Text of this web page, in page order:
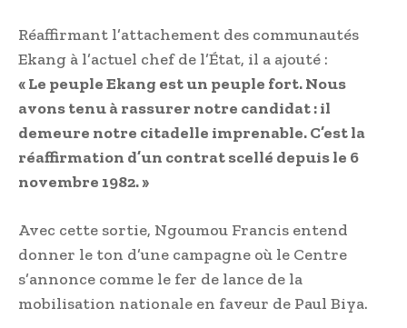
Réaffirmant l’attachement des communautés
Ekang à l’actuel chef de l’État, il a ajouté :
« Le peuple Ekang est un peuple fort. Nous
avons tenu à rassurer notre candidat : il
demeure notre citadelle imprenable. C’est la
réaffirmation d’un contrat scellé depuis le 6
novembre 1982. »
Avec cette sortie, Ngoumou Francis entend
donner le ton d’une campagne où le Centre
s’annonce comme le fer de lance de la
mobilisation nationale en faveur de Paul Biya.